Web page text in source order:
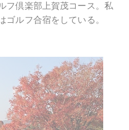
フ倶楽部上賀茂コース。私
ルフ合宿をしている。